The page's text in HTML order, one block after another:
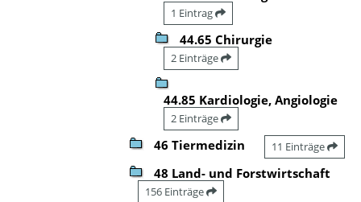
1 Eintrag
44.65 Chirurgie
2 Einträge
44.85 Kardiologie, Angiologie
2 Einträge
46 Tiermedizin 11 Einträge
48 Land- und Forstwirtschaft
156 Einträge